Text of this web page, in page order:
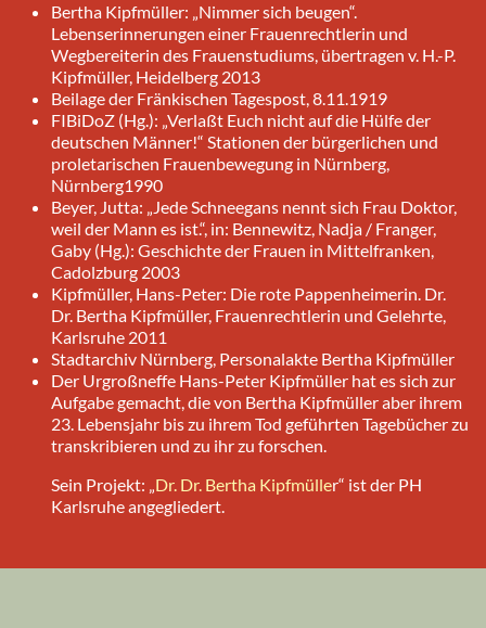
Bertha Kipfmüller: „Nimmer sich beugen“.
Lebenserinnerungen einer Frauenrechtlerin und
Wegbereiterin des Frauenstudiums, übertragen v. H.-P.
Kipfmüller, Heidelberg 2013
Beilage der Fränkischen Tagespost, 8.11.1919
FIBiDoZ (Hg.): „Verlaßt Euch nicht auf die Hülfe der
deutschen Männer!“ Stationen der bürgerlichen und
proletarischen Frauenbewegung in Nürnberg,
Nürnberg1990
Beyer, Jutta: „Jede Schneegans nennt sich Frau Doktor,
weil der Mann es ist.“, in: Bennewitz, Nadja / Franger,
Gaby (Hg.): Geschichte der Frauen in Mittelfranken,
Cadolzburg 2003
Kipfmüller, Hans-Peter: Die rote Pappenheimerin. Dr.
Dr. Bertha Kipfmüller, Frauenrechtlerin und Gelehrte,
Karlsruhe 2011
Stadtarchiv Nürnberg, Personalakte Bertha Kipfmüller
Der Urgroßneffe Hans-Peter Kipfmüller hat es sich zur
Aufgabe gemacht, die von Bertha Kipfmüller aber ihrem
23. Lebensjahr bis zu ihrem Tod geführten Tagebücher zu
transkribieren und zu ihr zu forschen.
Sein Projekt: „Dr. Dr. Bertha Kipfmüller“ ist der PH
Karlsruhe angegliedert.